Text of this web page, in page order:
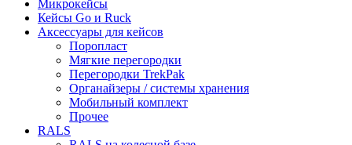
Микрокейсы
Кейсы Go и Ruck
Аксессуары для кейсов
Поропласт
Мягкие перегородки
Перегородки TrekPak
Органайзеры / системы хранения
Мобильный комплект
Прочее
RALS